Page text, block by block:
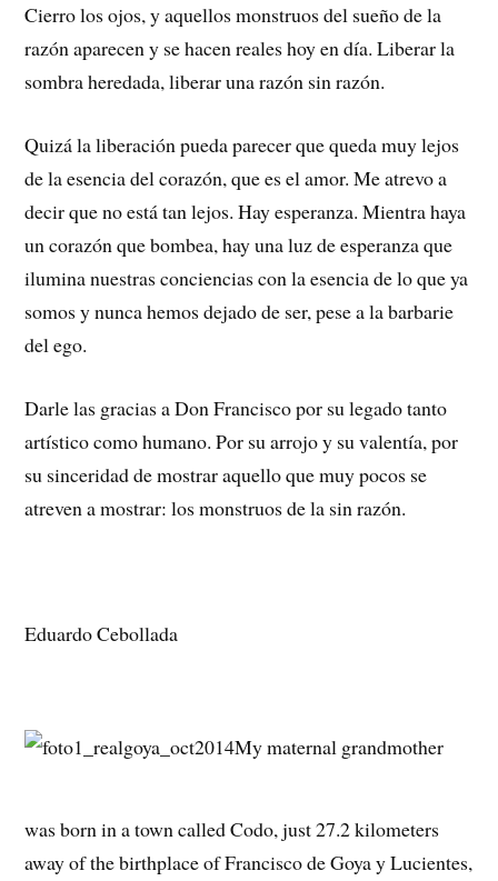
Cierro los ojos, y aquellos monstruos del sueño de la
razón aparecen y se hacen reales hoy en día. Liberar la
sombra heredada, liberar una razón sin razón.
Quizá la liberación pueda parecer que queda muy lejos
de la esencia del corazón, que es el amor. Me atrevo a
decir que no está tan lejos. Hay esperanza. Mientra haya
un corazón que bombea, hay una luz de esperanza que
ilumina nuestras conciencias con la esencia de lo que ya
somos y nunca hemos dejado de ser, pese a la barbarie
del ego.
Darle las gracias a Don Francisco por su legado tanto
artístico como humano. Por su arrojo y su valentía, por
su sinceridad de mostrar aquello que muy pocos se
atreven a mostrar: los monstruos de la sin razón.
Eduardo Cebollada
My maternal grandmother
was born in a town called Codo, just 27.2 kilometers
away of the birthplace of Francisco de Goya y Lucientes,